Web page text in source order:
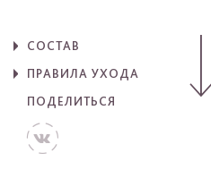
СОСТАВ
ПРАВИЛА УХОДА
ПОДЕЛИТЬСЯ